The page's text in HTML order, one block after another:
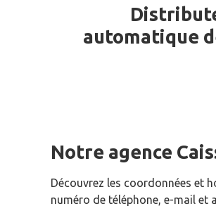
automatique
Notre agence
Découvrez les coordonnées et
numéro de téléphone, e-mail et